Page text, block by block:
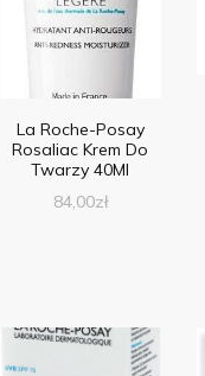
La Roche-Posay
Rosaliac Krem Do
Twarzy 40Ml
84,00zł